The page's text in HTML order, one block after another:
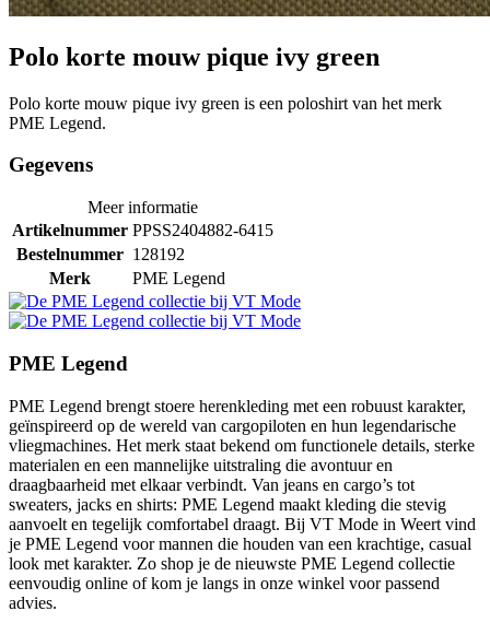
Polo korte mouw pique ivy green
Polo korte mouw pique ivy green is een poloshirt van het merk
PME Legend.
Gegevens
Meer informatie
Artikelnummer PPSS2404882-6415
Bestelnummer 128192
Merk
PME Legend
PME Legend
PME Legend brengt stoere herenkleding met een robuust karakter,
geïnspireerd op de wereld van cargopiloten en hun legendarische
vliegmachines. Het merk staat bekend om functionele details, sterke
materialen en een mannelijke uitstraling die avontuur en
draagbaarheid met elkaar verbindt. Van jeans en cargo’s tot
sweaters, jacks en shirts: PME Legend maakt kleding die stevig
aanvoelt en tegelijk comfortabel draagt. Bij VT Mode in Weert vind
je PME Legend voor mannen die houden van een krachtige, casual
look met karakter. Zo shop je de nieuwste PME Legend collectie
eenvoudig online of kom je langs in onze winkel voor passend
advies.